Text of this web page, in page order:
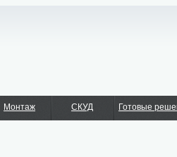
Монтаж СКУД Готовые